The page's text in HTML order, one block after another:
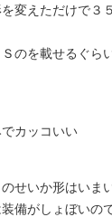
変えただけで３
のを載せるぐら
カッコいい
せいか形はいまい
備がしょぼいの